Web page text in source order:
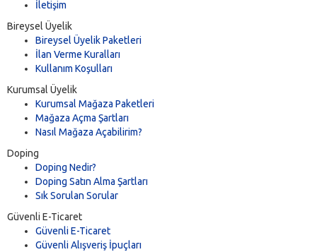
İletişim
Bireysel Üyelik
Bireysel Üyelik Paketleri
İlan Verme Kuralları
Kullanım Koşulları
Kurumsal Üyelik
Kurumsal Mağaza Paketleri
Mağaza Açma Şartları
Nasıl Mağaza Açabilirim?
Doping
Doping Nedir?
Doping Satın Alma Şartları
Sık Sorulan Sorular
Güvenli E-Ticaret
Güvenli E-Ticaret
Güvenli Alışveriş İpuçları